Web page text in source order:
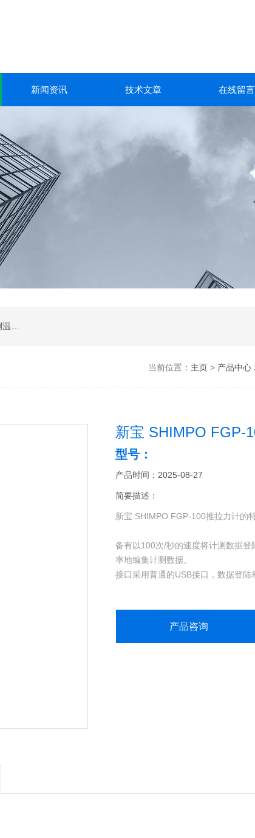
新闻资讯 技术文章 在线留言
当前位置： 主页> 产品中心
新宝 SHIMPO FGP-
型号：
产品时间：2025-08-27
简要描述：
新宝 SHIMPO FGP-100推拉力计的
备有以100次/秒的速度将计测数据
率地编集计测数据。
接口采用普通的USB接口，数据登
产品咨询